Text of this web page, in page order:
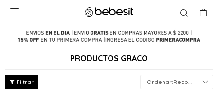

PRODUCTOS GRACO
Recomendados